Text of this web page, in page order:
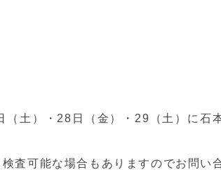
（土）・28日（金）・29（土）に 石
査可能な場合もありますのでお問い